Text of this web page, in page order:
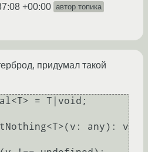
+00:00 автор топика
придумал такой
= T|void;
any): v